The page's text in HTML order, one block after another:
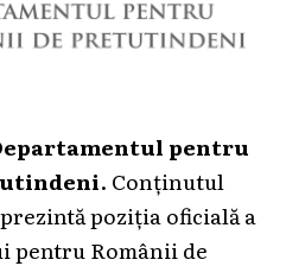
pentru
. Conținutul
poziția oficială a
pentru Românii de